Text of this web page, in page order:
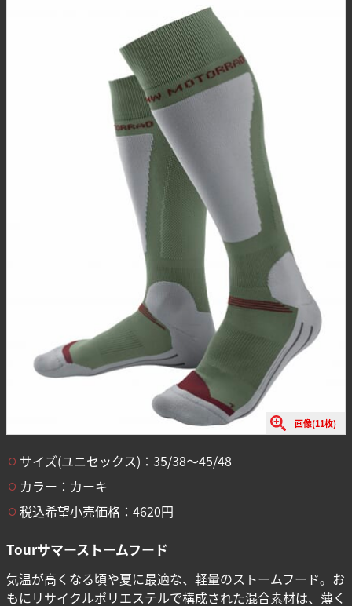
画像(11枚)
サイズ(ユニセックス)：35/38〜45/48
カラー：カーキ
税込希望小売価格：4620円
Tourサマーストームフード
気温が高くなる頃や夏に最適な、軽量のストームフード。お
もにリサイクルポリエステルで構成された混合素材は、薄く